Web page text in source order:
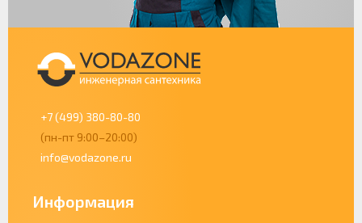
+7 (499) 380-80-80
(пн-пт 9:00–20:00)
info@vodazone.ru
Информация